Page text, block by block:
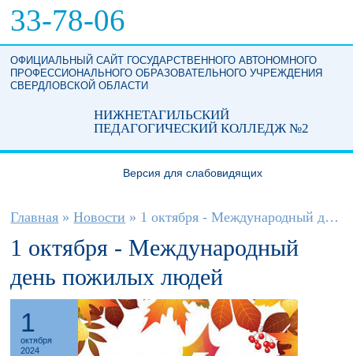
33-78-06
ОФИЦИАЛЬНЫЙ САЙТ ГОСУДАРСТВЕННОГО АВТОНОМНОГО
ПРОФЕССИОНАЛЬНОГО ОБРАЗОВАТЕЛЬНОГО УЧРЕЖДЕНИЯ
СВЕРДЛОВСКОЙ ОБЛАСТИ
НИЖНЕТАГИЛЬСКИЙ
ПЕДАГОГИЧЕСКИЙ КОЛЛЕДЖ №2
Версия для слабовидящих
Вы здесь
Главная » Новости » 1 октября - Международный день пожилых...
1 октября - Международный
день пожилых людей
1
октября
2024